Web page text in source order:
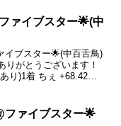
荘で大きくプ...
ァイブスター🌟(中
イブスター🌟(中百舌鳥)
りがとうございます！
り)1着 ちぇ +68.42着
ファイブスター🌟